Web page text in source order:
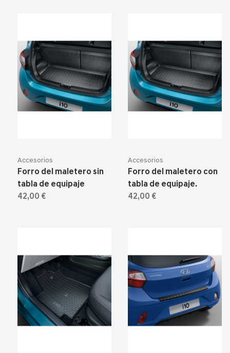
Accesorios
Forro del maletero sin
tabla de equipaje
42,00 €
Accesorios
Forro del maletero con
tabla de equipaje.
42,00 €